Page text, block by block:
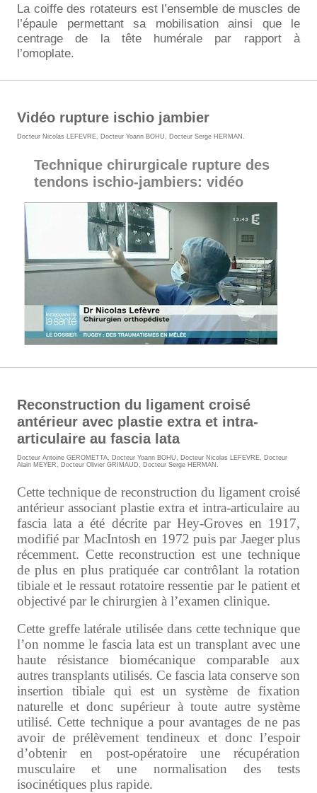
La coiffe des rotateurs est l’ensemble de muscles de
l’épaule permettant sa mobilisation ainsi que le
centrage de la tête humérale par rapport à
l’omoplate.
Vidéo rupture ischio jambier
Docteur Nicolas LEFEVRE, Docteur Yoann BOHU, Docteur Serge HERMAN .
Technique chirurgicale rupture des
tendons ischio-jambiers: vidéo
Reconstruction du ligament croisé
antérieur avec plastie extra et intra-
articulaire au fascia lata
Docteur Antoine GEROMETTA, Docteur Yoann BOHU, Docteur Nicolas LEFEVRE, Docteur
Alain MEYER, Docteur Olivier GRIMAUD, Docteur Serge HERMAN .
Cette technique de reconstruction du ligament croisé
antérieur associant plastie extra et intra-articulaire au
fascia lata a été décrite par Hey-Groves en 1917,
modifié par MacIntosh en 1972 puis par Jaeger plus
récemment. Cette reconstruction est une technique
de plus en plus pratiquée car contrôlant la rotation
tibiale et le ressaut rotatoire ressentie par le patient et
objectivé par le chirurgien à l’examen clinique.
Cette greffe latérale utilisée dans cette technique que
l’on nomme le fascia lata est un transplant avec une
haute résistance biomécanique comparable aux
autres transplants utilisés. Ce fascia lata conserve son
insertion tibiale qui est un système de fixation
naturelle et donc supérieur à toute autre système
utilisé. Cette technique a pour avantages de ne pas
avoir de prélèvement tendineux et donc l’espoir
d’obtenir en post-opératoire une récupération
musculaire et une normalisation des tests
isocinétiques plus rapide.